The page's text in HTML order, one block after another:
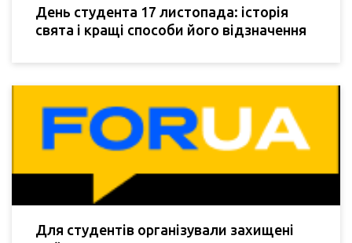
День студента 17 листопада: історія
свята і кращі способи його відзначення
Для студентів організували захищені